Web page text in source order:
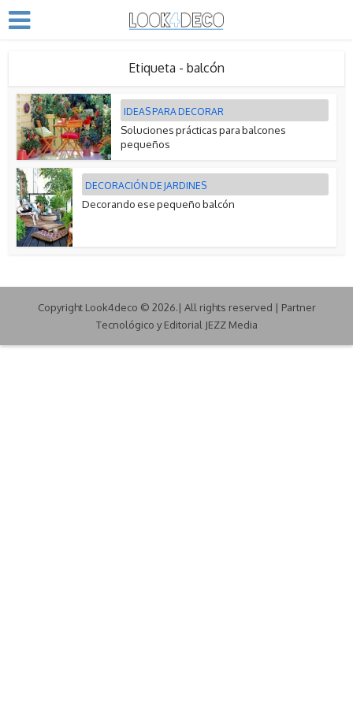
Etiqueta - balcón
IDEAS PARA DECORAR
Soluciones prácticas para balcones
pequeños
DECORACIÓN DE JARDINES
Decorando ese pequeño balcón
Copyright Look4deco © 2026.| All rights reserved | Partner
Tecnológico y Editorial JEZZ Media